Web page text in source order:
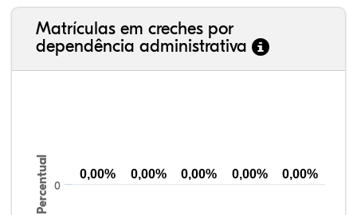
Matrículas em creches por
dependência administrativa
Percentual 0
0,00% 0,00% 0,00% 0,00% 0,00%